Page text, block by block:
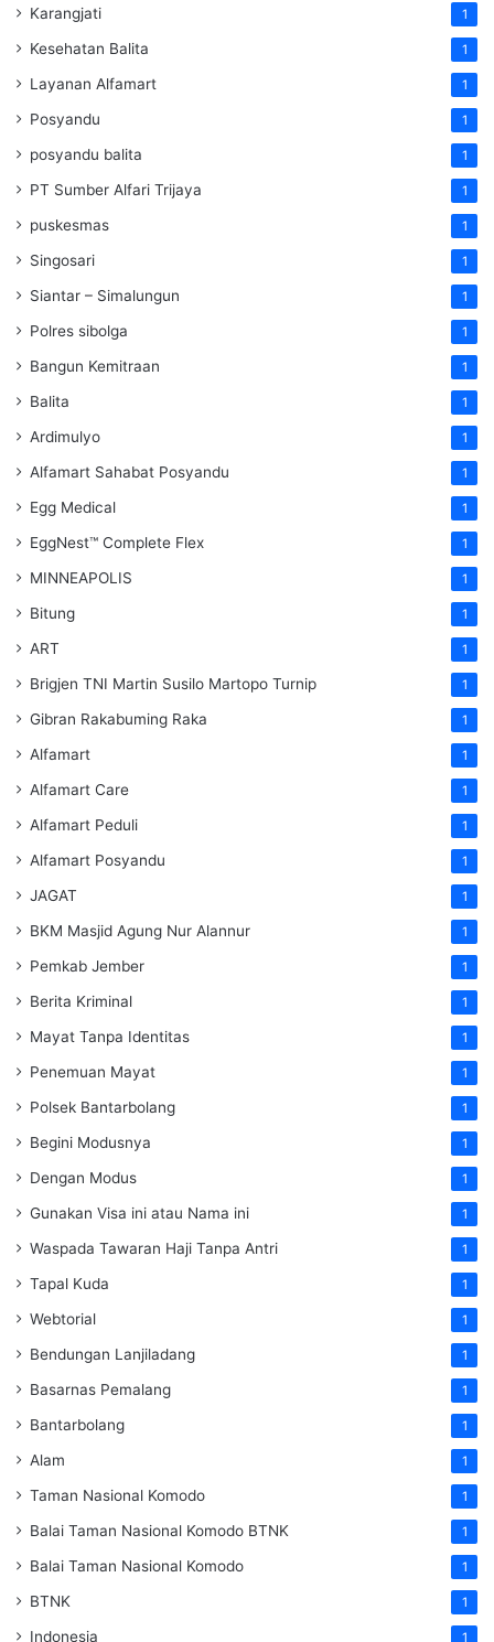
Karangjati 1
Kesehatan Balita 1
Layanan Alfamart 1
Posyandu 1
posyandu balita 1
PT Sumber Alfari Trijaya 1
puskesmas 1
Singosari 1
Siantar – Simalungun 1
Polres sibolga 1
Bangun Kemitraan 1
Balita 1
Ardimulyo 1
Alfamart Sahabat Posyandu 1
Egg Medical 1
EggNest™ Complete Flex 1
MINNEAPOLIS 1
Bitung 1
ART 1
Brigjen TNI Martin Susilo Martopo Turnip 1
Gibran Rakabuming Raka 1
Alfamart 1
Alfamart Care 1
Alfamart Peduli 1
Alfamart Posyandu 1
JAGAT 1
BKM Masjid Agung Nur Alannur 1
Pemkab Jember 1
Berita Kriminal 1
Mayat Tanpa Identitas 1
Penemuan Mayat 1
Polsek Bantarbolang 1
Begini Modusnya 1
Dengan Modus 1
Gunakan Visa ini atau Nama ini 1
Waspada Tawaran Haji Tanpa Antri 1
Tapal Kuda 1
Webtorial 1
Bendungan Lanjiladang 1
Basarnas Pemalang 1
Bantarbolang 1
Alam 1
Taman Nasional Komodo 1
Balai Taman Nasional Komodo BTNK 1
Balai Taman Nasional Komodo 1
BTNK 1
Indonesia 1